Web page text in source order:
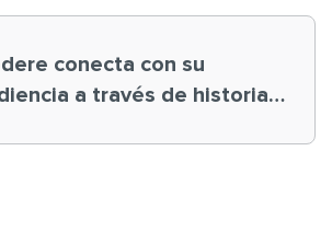
conecta con su
a través de historias